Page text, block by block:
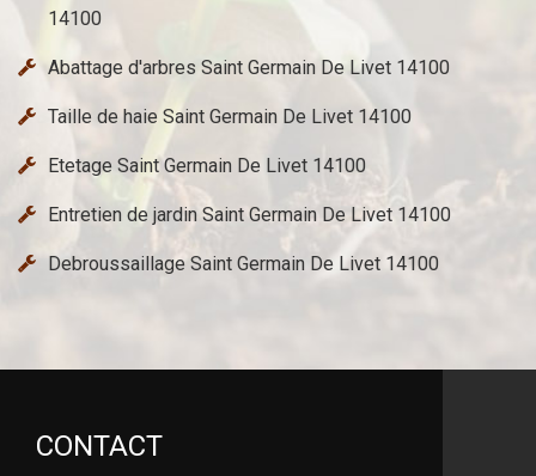
14100
Abattage d'arbres Saint Germain De Livet 14100
Taille de haie Saint Germain De Livet 14100
Etetage Saint Germain De Livet 14100
Entretien de jardin Saint Germain De Livet 14100
Debroussaillage Saint Germain De Livet 14100
CONTACT